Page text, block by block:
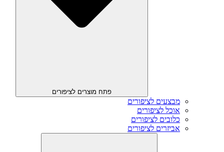
פתח מוצרים לציפורים
מבצעים לציפורים
אוכל לציפורים
כלובים לציפורים
אביזרים לציפורים